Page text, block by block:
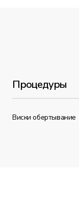
Процедуры
Виски обертывание